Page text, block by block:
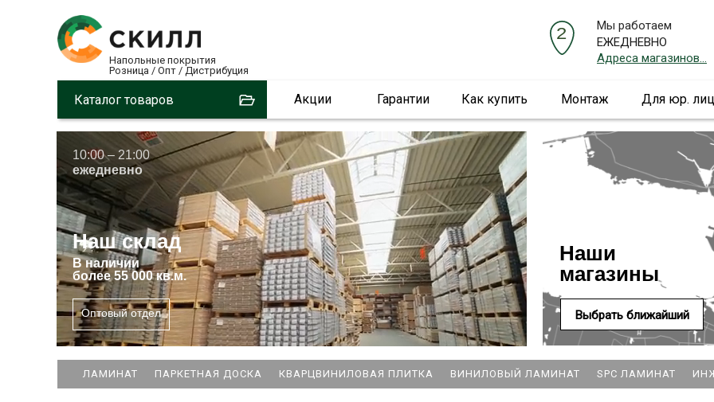
Напольные покрытия
Розница / Опт / Дистрибуция
Мы работаем
ЕЖЕДНЕВНО
Адреса магазинов...
Каталог товаров Акции Гарантии Как купить Монтаж Для юр. лиц
10:00 – 21:00
ежедневно
Наш склад
Вналичии
более 55 000 кв.м.
Оптовый отдел
Наши
магазины
Выбрать ближайший
ЛАМИНАТ ПАРКЕТНАЯ ДОСКА КВАРЦВИНИЛОВАЯ ПЛИТКА ВИНИЛОВЫЙ ЛАМИНАТ SPC ЛАМИНАТ